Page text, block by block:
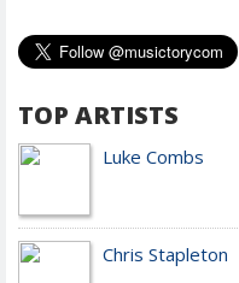
TOP ARTISTS
Luke Combs
Chris Stapleton